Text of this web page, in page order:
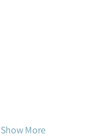
Show More